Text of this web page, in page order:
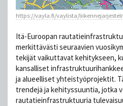
https://vayla.fi/vaylista/
Itä-Euroopan
merkittävästi seuraavien
tekijät vaikuttavat kehitykseen,
kansalliset
ja alueelliset yhteistyöprojektit.
trendejä ja kehityssuuntia, jotka
rautatieinfrastruktuuria